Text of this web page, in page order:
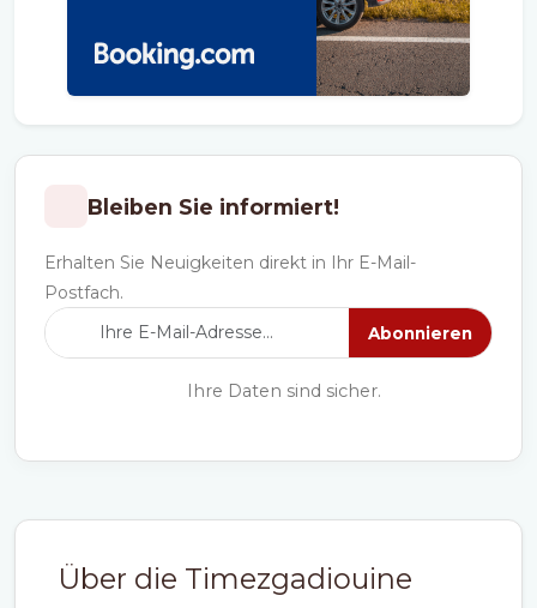
Über die Timezgadiouine
Bleiben Sie informiert!
Erhalten Sie Neuigkeiten direkt in Ihr E-Mail-
Postfach.
Abonnieren
Ihre Daten sind sicher.